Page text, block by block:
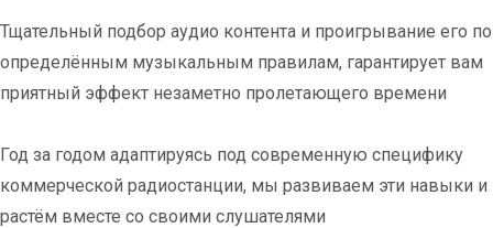
Тщательный подбор аудио контента и проигрывание его по
определённым музыкальным правилам, гарантирует вам
приятный эффект незаметно пролетающего времени
Год за годом адаптируясь под современную специфику
коммерческой радиостанции, мы развиваем эти навыки и
растём вместе со своими слушателями